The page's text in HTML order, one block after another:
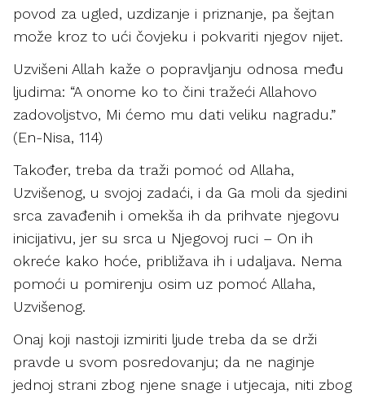
povod za ugled, uzdizanje i priznanje, pa šejtan
može kroz to ući čovjeku i pokvariti njegov nijet.
Uzvišeni Allah kaže o popravljanju odnosa među
ljudima: “A onome ko to čini tražeći Allahovo
zadovoljstvo, Mi ćemo mu dati veliku nagradu.”
(En-Nisa, 114)
Također, treba da traži pomoć od Allaha,
Uzvišenog, u svojoj zadaći, i da Ga moli da sjedini
srca zavađenih i omekša ih da prihvate njegovu
inicijativu, jer su srca u Njegovoj ruci – On ih
okreće kako hoće, približava ih i udaljava. Nema
pomoći u pomirenju osim uz pomoć Allaha,
Uzvišenog.
Onaj koji nastoji izmiriti ljude treba da se drži
pravde u svom posredovanju; da ne naginje
jednoj strani zbog njene snage i utjecaja, niti zbog